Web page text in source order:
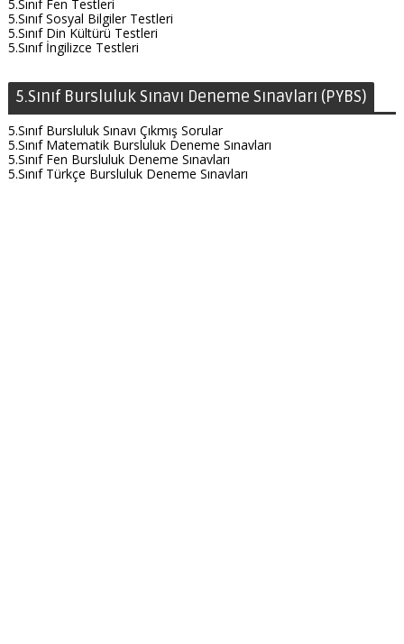
5.Sınıf Fen Testleri
5.Sınıf Sosyal Bilgiler Testleri
5.Sınıf Din Kültürü Testleri
5.Sınıf İngilizce Testleri
5.Sınıf Bursluluk Sınavı Deneme Sınavları (PYBS)
5.Sınıf Bursluluk Sınavı Çıkmış Sorular
5.Sınıf Matematik Bursluluk Deneme Sınavları
5.Sınıf Fen Bursluluk Deneme Sınavları
5.Sınıf Türkçe Bursluluk Deneme Sınavları